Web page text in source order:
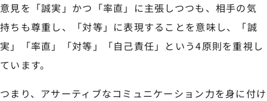
意見を「誠実」かつ「率直」に主張しつつも、相手の気
持ちも尊重し、「対等」に表現することを意味し、「誠
実」「率直」「対等」「自己責任」という4原則を重視し
ています。
つまり、アサーティブなコミュニケーション力を身に付け